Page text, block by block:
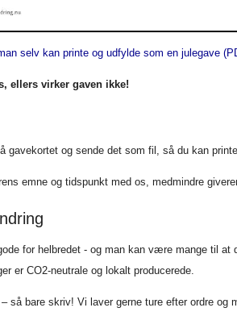
selv kan printe og udfylde som en julegave
ellers virker gaven ikke!
gavekortet og sende det som fil, så du kan
emne og tidspunkt med os, medmindre
for helbredet - og man kan være mange til at
er CO2-neutrale og lokalt producerede.
så bare skriv! Vi laver gerne ture efter ordre og